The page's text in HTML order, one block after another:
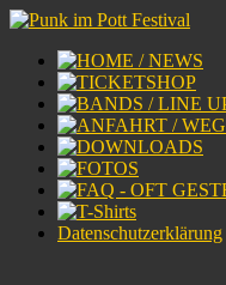
Datenschutzerklärung